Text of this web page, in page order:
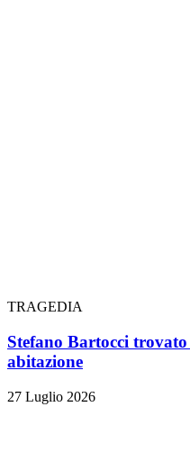
TRAGEDIA
Stefano Bartocci
abitazione
27 Luglio 2026